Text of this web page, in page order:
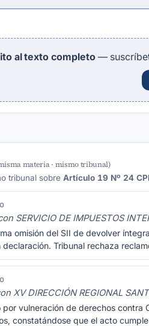
al texto completo —
materia · mismo tribunal)
tribunal sobre Artículo 19 Nº 24
SERVICIO DE IMPUESTOS
omisión del SII de devolver
Tribunal rechaza
XV DIRECCIÓN REGIONAL
por vulneración de derechos
constatándose que el acto